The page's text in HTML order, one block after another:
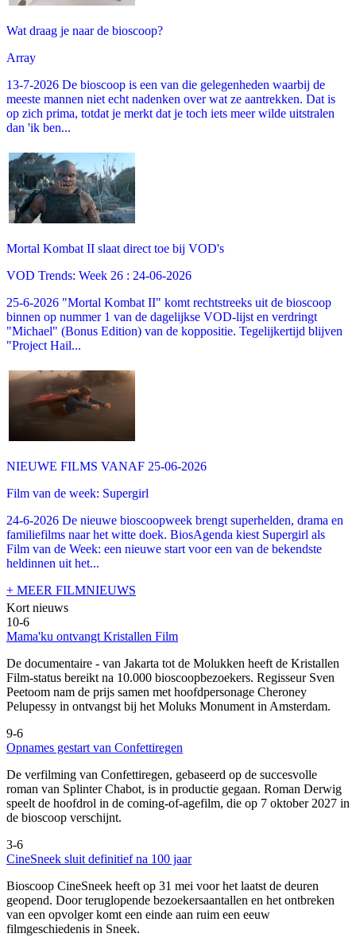
Wat draag je naar de bioscoop?
Array
13-7-2026 De bioscoop is een van die gelegenheden waarbij de
meeste mannen niet echt nadenken over wat ze aantrekken. Dat is
op zich prima, totdat je merkt dat je toch iets meer wilde uitstralen
dan 'ik ben...
Mortal Kombat II slaat direct toe bij VOD's
VOD Trends: Week 26 : 24-06-2026
25-6-2026 "Mortal Kombat II" komt rechtstreeks uit de bioscoop
binnen op nummer 1 van de dagelijkse VOD-lijst en verdringt
"Michael" (Bonus Edition) van de koppositie. Tegelijkertijd blijven
"Project Hail...
NIEUWE FILMS VANAF 25-06-2026
Film van de week: Supergirl
24-6-2026 De nieuwe bioscoopweek brengt superhelden, drama en
familiefilms naar het witte doek. BiosAgenda kiest Supergirl als
Film van de Week: een nieuwe start voor een van de bekendste
heldinnen uit het...
+ MEER FILMNIEUWS
Kort nieuws
10-6
Mama'ku ontvangt Kristallen Film
De documentaire - van Jakarta tot de Molukken heeft de Kristallen
Film-status bereikt na 10.000 bioscoopbezoekers. Regisseur Sven
Peetoom nam de prijs samen met hoofdpersonage Cheroney
Pelupessy in ontvangst bij het Moluks Monument in Amsterdam.
9-6
Opnames gestart van Confettiregen
De verfilming van Confettiregen, gebaseerd op de succesvolle
roman van Splinter Chabot, is in productie gegaan. Roman Derwig
speelt de hoofdrol in de coming-of-agefilm, die op 7 oktober 2027 in
de bioscoop verschijnt.
3-6
CineSneek sluit definitief na 100 jaar
Bioscoop CineSneek heeft op 31 mei voor het laatst de deuren
geopend. Door teruglopende bezoekersaantallen en het ontbreken
van een opvolger komt een einde aan ruim een eeuw
filmgeschiedenis in Sneek.